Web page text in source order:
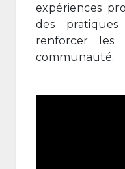
expériences
des
renforcer
communauté.